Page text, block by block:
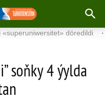
döredildi ·
soňky 4 ýylda